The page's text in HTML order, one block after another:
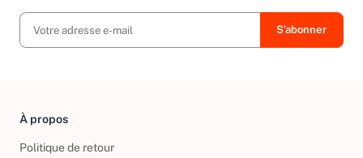
À propos
Politique de retour